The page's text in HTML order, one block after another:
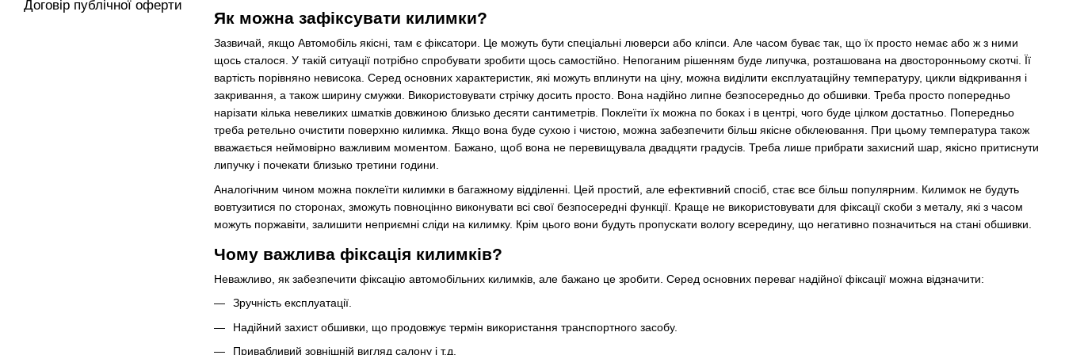
Як можна зафіксувати килимки?
Зазвичай, якщо Автомобіль якісні, там є фіксатори. Це можуть бути спеціальні люверси або кліпси. Але часом буває так, що їх просто немає або ж з ними
щось сталося. У такій ситуації потрібно спробувати зробити щось самостійно. Непоганим рішенням буде липучка, розташована на двосторонньому скотчі. Її
вартість порівняно невисока. Серед основних характеристик, які можуть вплинути на ціну, можна виділити експлуатаційну температуру, цикли відкривання і
закривання, а також ширину смужки. Використовувати стрічку досить просто. Вона надійно липне безпосередньо до обшивки. Треба просто попередньо
нарізати кілька невеликих шматків довжиною близько десяти сантиметрів. Поклеїти їх можна по боках і в центрі, чого буде цілком достатньо. Попередньо
треба ретельно очистити поверхню килимка. Якщо вона буде сухою і чистою, можна забезпечити більш якісне обклеювання. При цьому температура також
вважається неймовірно важливим моментом. Бажано, щоб вона не перевищувала двадцяти градусів. Треба лише прибрати захисний шар, якісно притиснути
липучку і почекати близько третини години.
Аналогічним чином можна поклеїти килимки в багажному відділенні. Цей простий, але ефективний спосіб, стає все більш популярним. Килимок не будуть
вовтузитися по сторонах, зможуть повноцінно виконувати всі свої безпосередні функції. Краще не використовувати для фіксації скоби з металу, які з часом
можуть поржавіти, залишити неприємні сліди на килимку. Крім цього вони будуть пропускати вологу всередину, що негативно позначиться на стані обшивки.
Чому важлива фіксація килимків?
Неважливо, як забезпечити фіксацію автомобільних килимків, але бажано це зробити. Серед основних переваг надійної фіксації можна відзначити:
Зручність експлуатації.
Надійний захист обшивки, що продовжує термін використання транспортного засобу.
Привабливий зовнішній вигляд салону і т.д.
Договір публічної оферти